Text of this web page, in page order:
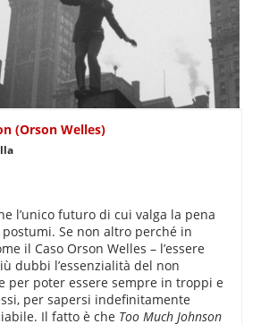
(Orson Welles)
l’unico futuro di cui valga la pena
postumi. Se non altro perché in
il Caso Orson Welles – l’essere
dubbi l’essenzialità del non
per poter essere sempre in troppi e
per sapersi indefinitamente
Il fatto è che Too Much Johnson